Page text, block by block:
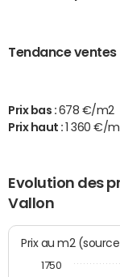
Tendance ventes
Prix bas : 678 €/m2
Prix haut :
1 360 €/
Evolution des
Vallon
Prix au
1750